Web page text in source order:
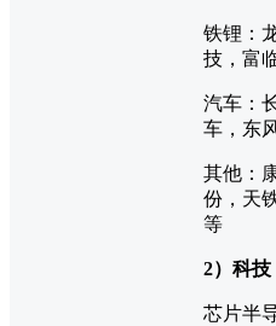
铁锂：
技，富
汽车：
车，东
其他：
份，天
等
2）科技
芯片半